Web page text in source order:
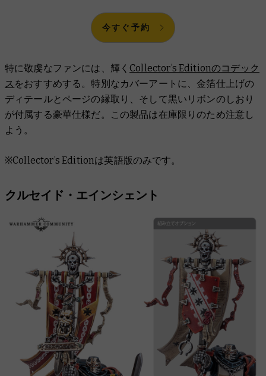
今すぐ予約
特に敬虔なファンには、輝く Collector’s Editionのコデック
ス をおすすめする。特別なカバーアートに、金箔仕上げの
ディテールとページの縁取り、そして黒いリボンのしおり
が付属する豪華仕様だ。この製品は在庫限りのため注意し
よう。
※Collector’s Editionは英語版のみです。
クルセイド・エインシェント